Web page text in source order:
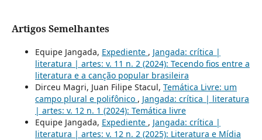
Artigos Semelhantes
Equipe Jangada, Expediente , Jangada: crítica |
literatura | artes: v. 11 n. 2 (2024): Tecendo fios entre a
literatura e a canção popular brasileira
Dirceu Magri, Juan Filipe Stacul, Temática Livre: um
campo plural e polifônico , Jangada: crítica | literatura
| artes: v. 12 n. 1 (2024): Temática livre
Equipe Jangada, Expediente , Jangada: crítica |
literatura | artes: v. 12 n. 2 (2025): Literatura e Mídia